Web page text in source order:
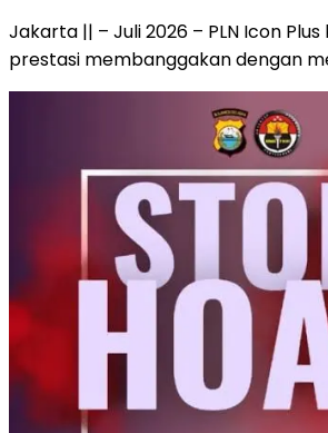
Jakarta || – Juli 2026 – PLN Icon
prestasi membanggakan dengan